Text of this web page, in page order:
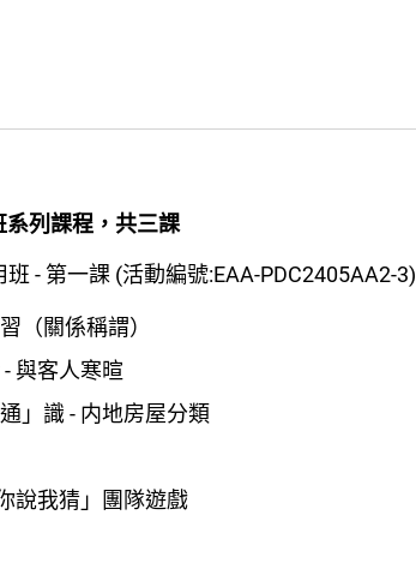
列課程，共三課
- 第一課 (活動編號:EAA-PDC2405AA2-3)
（關係稱謂）
與客人寒暄
」識 - 内地房屋分類
說我猜」團隊遊戲